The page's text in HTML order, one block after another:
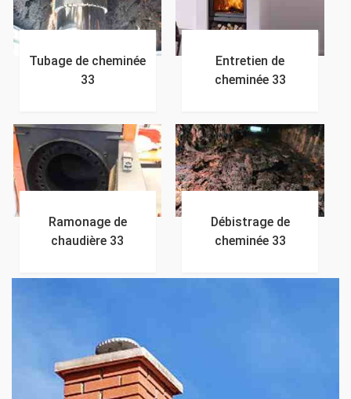
Tubage de cheminée
33
Entretien de
cheminée 33
Ramonage de
chaudière 33
Débistrage de
cheminée 33